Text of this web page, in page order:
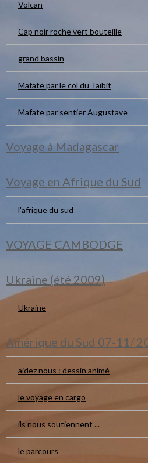
Volcan
Cap noir roche vert bouteille
grand bassin
Mafate par le col du Taïbit
Mafate par sentier Augustave
Voyage à Madagascar
Voyage en Afrique du Sud
l'afrique du sud
VOYAGE CAMBODGE
Ukraine (été 2009)
Ukraine
Amérique du Sud 07-11/
aidez nous : dessin animé
le voyage en cargo
ils nous soutiennent ...
le parcours